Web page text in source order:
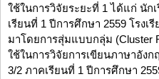
ใช้ในการวิจัยระยะที่ 1 ได้แก่ นั
เรียนที่ 1 ปีการศึกษา 2559 โรง
มาโดยการสุ่มแบบกลุ่ม (Cluster
ใช้ในการวิจัยการเขียนภาษาอัง
3/2 ภาคเรียนที่ 1 ปีการศึกษา